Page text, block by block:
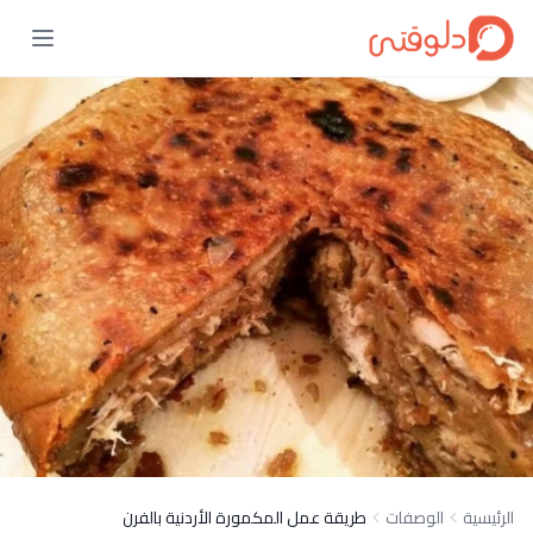
الرئيسية الوصفات طريقة عمل المكمورة الأردنية بالفرن